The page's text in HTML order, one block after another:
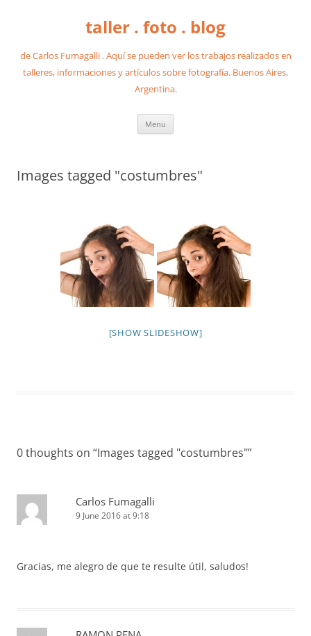
taller . foto . blog
de Carlos Fumagalli . Aquí se pueden ver los trabajos realizados en
talleres, informaciones y artículos sobre fotografía. Buenos Aires,
Argentina.
Menu
Images tagged "costumbres"
[SHOW SLIDESHOW]
0 thoughts on “Images tagged "costumbres"”
Carlos Fumagalli
9 June 2016 at 9:18
Gracias, me alegro de que te resulte útil, saludos!